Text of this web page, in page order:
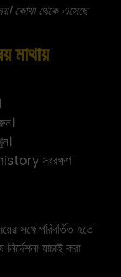
কোথা থেকে এসেছে
মাথায়
সংরক্ষণ
সঙ্গে পরিবর্তিত হতে
যাচাই করা